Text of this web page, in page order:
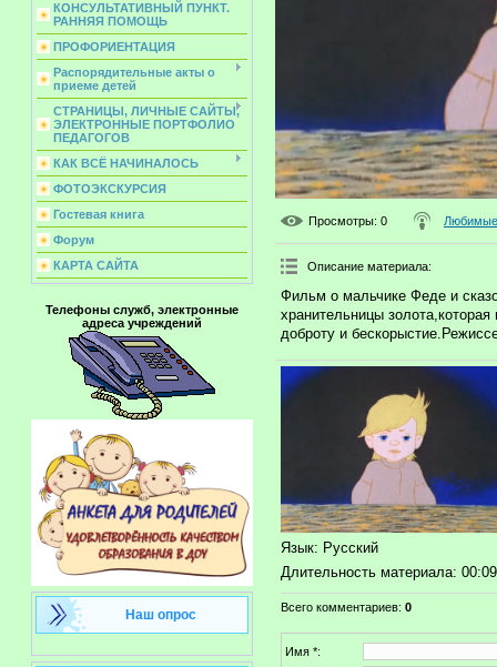
КОНСУЛЬТАТИВНЫЙ ПУНКТ.
РАННЯЯ ПОМОЩЬ
ПРОФОРИЕНТАЦИЯ
Распорядительные акты о
приеме детей
СТРАНИЦЫ, ЛИЧНЫЕ САЙТЫ,
ЭЛЕКТРОННЫЕ ПОРТФОЛИО
ПЕДАГОГОВ
КАК ВСЁ НАЧИНАЛОСЬ
ФОТОЭКСКУРСИЯ
Гостевая книга
Форум
КАРТА САЙТА
Телефоны служб, электронные
адреса учреждений
Наш опрос
Просмотры: 0 Любимые
Описание материала:
Фильм о мальчике Феде и
хранительницы
доброту и
Язык: Русский
Длительность материала:
Всего комментариев: 0
Имя *: